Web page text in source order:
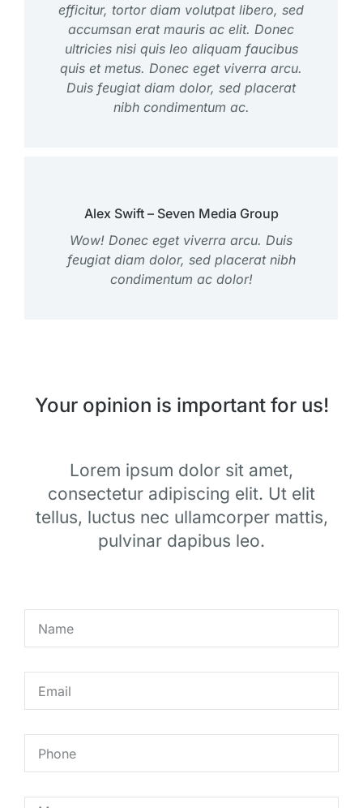
efficitur, tortor diam volutpat libero, sed
accumsan erat mauris ac elit. Donec
ultricies nisi quis leo aliquam faucibus
quis et metus. Donec eget viverra arcu.
Duis feugiat diam dolor, sed placerat
nibh condimentum ac.
Alex Swift – Seven Media Group
Wow! Donec eget viverra arcu. Duis
feugiat diam dolor, sed placerat nibh
condimentum ac dolor!
Your opinion is important for us!
Lorem ipsum dolor sit amet,
consectetur adipiscing elit. Ut elit
tellus, luctus nec ullamcorper mattis,
pulvinar dapibus leo.